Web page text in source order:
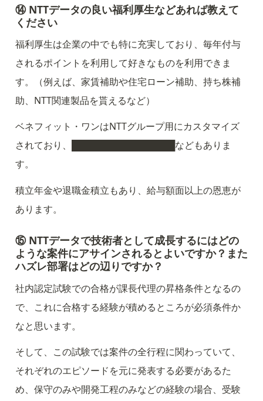
⑭ NTTデータの良い福利厚生などあれば教えて
ください
福利厚生は企業の中でも特に充実しており、毎年付与
されるポイントを利用して好きなものを利用できま
す。（例えば、家賃補助や住宅ローン補助、持ち株補
助、NTT関連製品を貰えるなど）
ベネフィット・ワンはNTTグループ用にカスタマイズ
されており、████████████████などもありま
す。
積立年金や退職金積立もあり、給与額面以上の恩恵が
あります。
⑮ NTTデータで技術者として成長するにはどの
ような案件にアサインされるとよいですか？また
ハズレ部署はどの辺りですか？
社内認定試験での合格が課長代理の昇格条件となるの
で、これに合格する経験が積めるところが必須条件か
なと思います。
そして、この試験では案件の全行程に関わっていて、
それぞれのエピソードを元に発表する必要があるた
め、保守のみや開発工程のみなどの経験の場合、受験